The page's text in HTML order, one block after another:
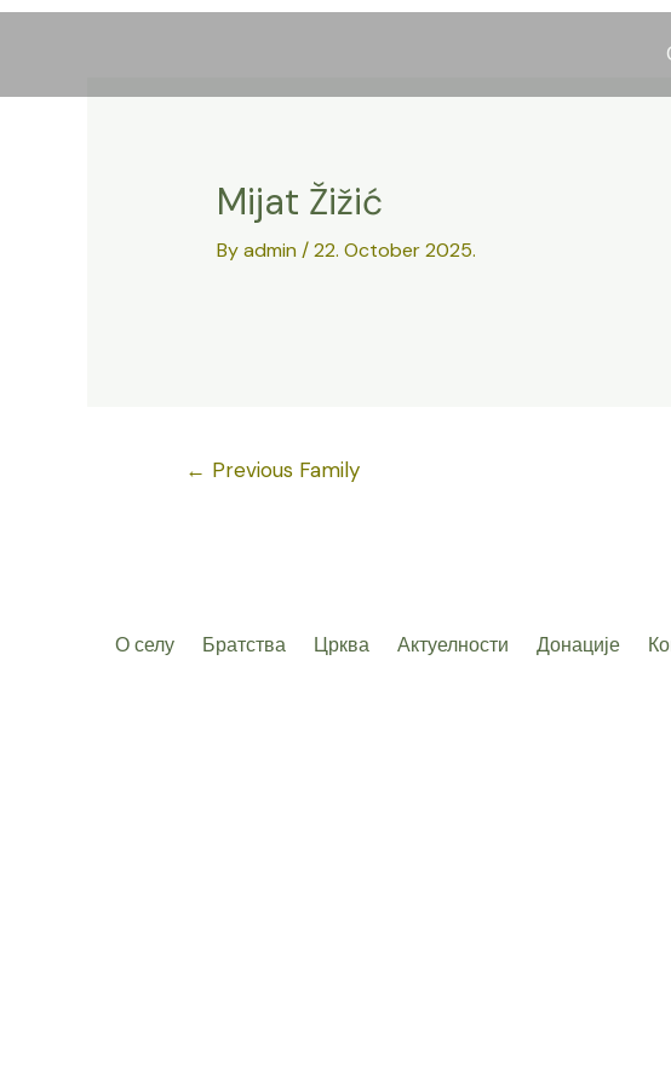
Skip
Mijat Žižić
Byadmin /22. October 2025.
← Previous Family
О селу Братства Црква Актуелности Донације